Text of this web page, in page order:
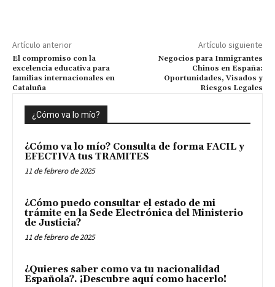
Artículo anterior
El compromiso con la
excelencia educativa para
familias internacionales en
Cataluña
Artículo siguiente
Negocios para Inmigrantes
Chinos en España:
Oportunidades, Visados y
Riesgos Legales
¿Cómo va lo mío?
¿Cómo va lo mío? Consulta de forma FACIL y
EFECTIVA tus TRAMITES
11 de febrero de 2025
¿Cómo puedo consultar el estado de mi
trámite en la Sede Electrónica del Ministerio
de Justicia?
11 de febrero de 2025
¿Quieres saber como va tu nacionalidad
Española?. ¡Descubre aquí como hacerlo!